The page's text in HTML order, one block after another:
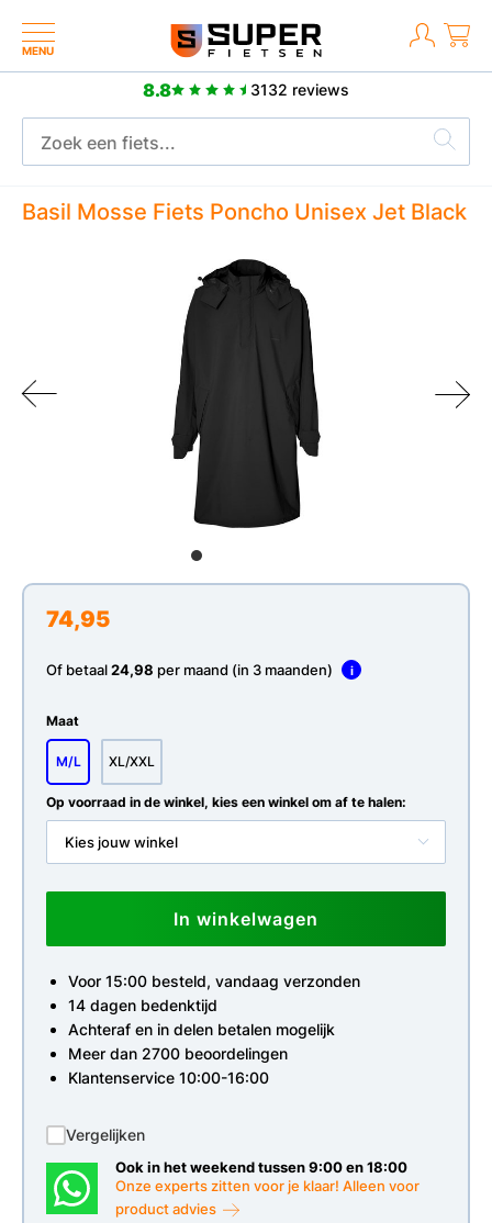
MENU
8.8 3132 reviews
2 jaar fabrieksgarantie
Basil Mosse Fiets Poncho Unisex Jet Black
74,95
Of betaal24,98 per maand (in 3 maanden) i
Maat
M/L XL/XXL
Op voorraad in de winkel, kies een winkel om af te halen:
Kies jouw winkel
In winkelwagen
Voor 15:00 besteld, vandaag verzonden
14 dagen bedenktijd
Achteraf en in delen betalen mogelijk
Meer dan 2700 beoordelingen
Klantenservice 10:00-16:00
Vergelijken
Ook in het weekend tussen 9:00 en 18:00
Onze experts zitten voor je klaar! Alleen voor
product advies